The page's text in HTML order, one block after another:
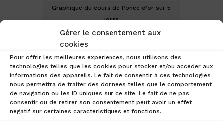
Gérer le consentement aux
cookies
Pour offrir les meilleures expériences, nous utilisons des
technologies telles que les cookies pour stocker et/ou accéder aux
informations des appareils. Le fait de consentir à ces technologies
nous permettra de traiter des données telles que le comportement
de navigation ou les ID uniques sur ce site. Le fait de ne pas
consentir ou de retirer son consentement peut avoir un effet
négatif sur certaines caractéristiques et fonctions.
Graphique du cours de l’once d’or sur 5
jours
Les répercussions sur le
marché des actifs
numériques :
Si le début d’année avait été